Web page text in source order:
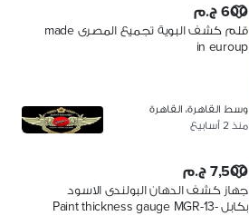
600 ج.م
قلم كشف البوية تجميع المصرى made
in euroup
وسط القاهرة، القاهرة
منذ 2 أسابيع
7,500 ج.م
جهاز كشف الدهان البولندى الاسود
بكابل Paint thickness gauge MGR-13-